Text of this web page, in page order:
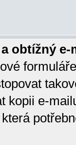
obtížný
kopii e-